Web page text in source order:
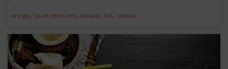
orange, jus de citron vert, banane, lait, pomme